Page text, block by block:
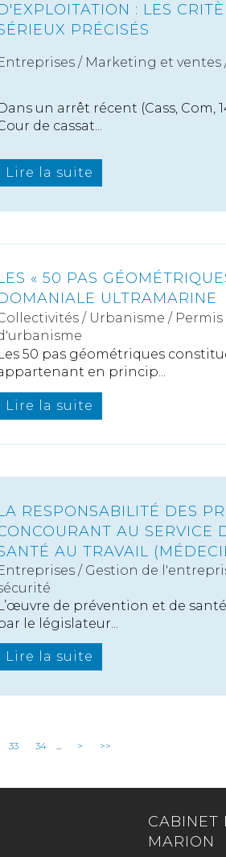
: LES
PRÉCISÉS
/ Marketing et ventes
un arrêt récent (Cass, Com,
de cassat...
Lire la suite
« 50 PAS
ULTRAMARINE
/ Urbanisme /
Les 50 pas géométriques
en princip...
Lire la suite
RESPONSABILITÉ DES
AU SERVICE
AU TRAVAIL
/ Gestion de
de prévention et de
le législateur...
Lire la suite
33 34 ... > >>
CABINET
MARION